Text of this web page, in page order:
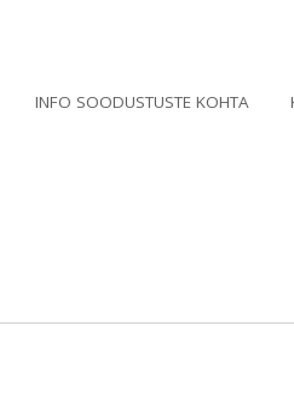
INFO SOODUSTUSTE KOHTA